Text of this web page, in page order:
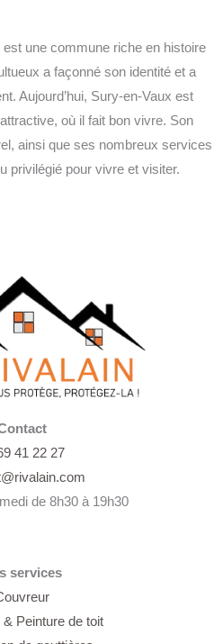
une commune riche en histoire
a façonné son identité et a
Aujourd’hui, Sury-en-Vaux est
où il fait bon vivre. Son
ainsi que ses nombreux services
privilégié pour vivre et visiter.
41 22 27
de 8h30 à 19h30
services
& Peinture de toit